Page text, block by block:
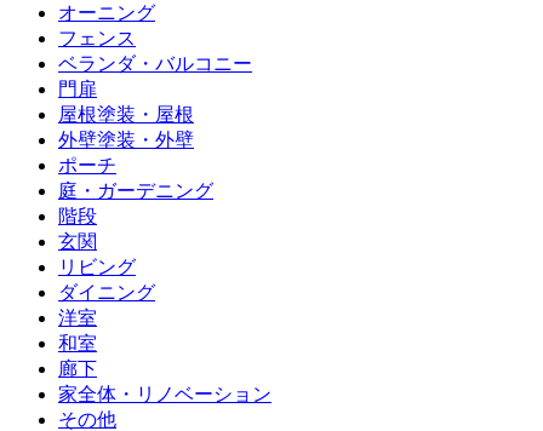
オーニング
フェンス
ベランダ・バルコニー
門扉
屋根塗装・屋根
外壁塗装・外壁
ポーチ
庭・ガーデニング
階段
玄関
リビング
ダイニング
洋室
和室
廊下
家全体・リノベーション
その他